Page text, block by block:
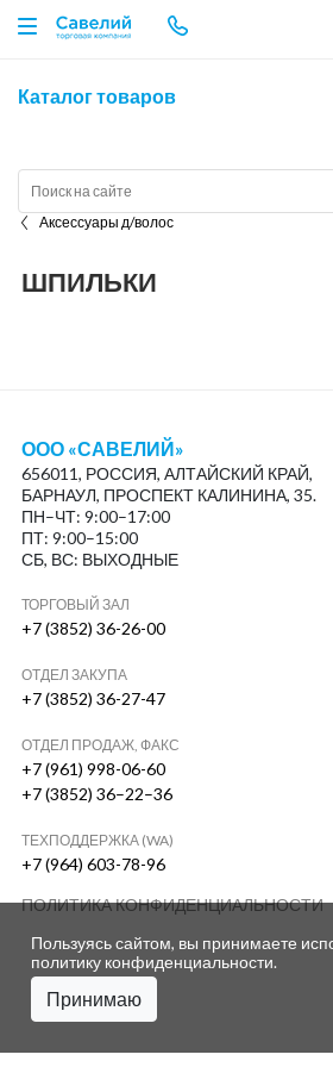
Каталог товаров
Аксессуары д/волос
ШПИЛЬКИ
ООО «САВЕЛИЙ»
656011, РОССИЯ, АЛТАЙСКИЙ КРАЙ,
БАРНАУЛ, ПРОСПЕКТ КАЛИНИНА, 35.
ПН–ЧТ: 9:00–17:00
ПТ: 9:00–15:00
СБ, ВС: ВЫХОДНЫЕ
ТОРГОВЫЙ ЗАЛ
+7 (3852) 36-26-00
ОТДЕЛ ЗАКУПА
+7 (3852) 36-27-47
ОТДЕЛ ПРОДАЖ, ФАКС
+7 (961) 998-06-60
+7 (3852) 36–22–36
ТЕХПОДДЕРЖКА (WA)
+7 (964) 603-78-96
ПОЛИТИКА КОНФИДЕНЦИАЛЬНОСТИ
Пользуясь сайтом, вы принимаете
политику конфиденциальности.
Принимаю